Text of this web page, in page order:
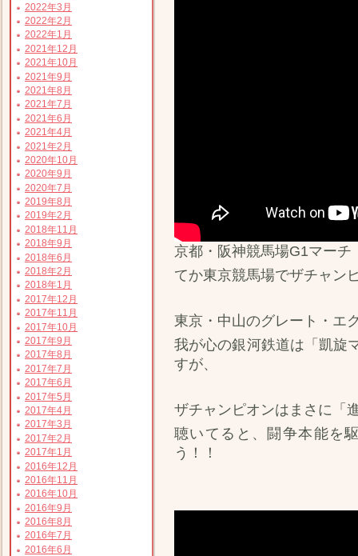
2022年3月
2022年2月
2022年1月
2021年12月
2021年10月
2021年9月
2021年8月
2021年7月
2021年6月
2021年4月
2021年2月
2020年10月
2020年9月
2020年7月
2019年8月
2019年2月
2018年11月
2018年9月
2018年6月
2018年2月
2018年1月
2017年12月
2017年11月
2017年10月
2017年9月
2017年8月
2017年7月
2017年6月
2017年5月
2017年4月
2017年3月
2017年2月
2017年1月
2016年12月
2016年11月
2016年10月
2016年9月
2016年8月
2016年7月
2016年6月
京都・阪神競馬場G1マーチ
てか東京競馬場でザチャン
東京・中山のグレート・エ
我が心の銀河鉄道は「凱旋
すが、
ザチャンピオンはまさに「
聴いてると、闘争本能を
う！！